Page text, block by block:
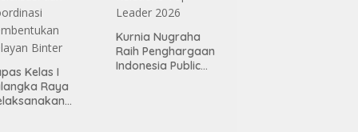
Kelas I
Raya
Kurnia Nugraha
Raih Penghargaan
Indonesia Public